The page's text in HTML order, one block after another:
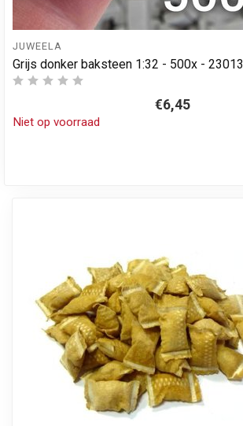
JUWEELA
Grijs donker baksteen 1:32 - 500x - 23013
€6,45
Niet op voorraad